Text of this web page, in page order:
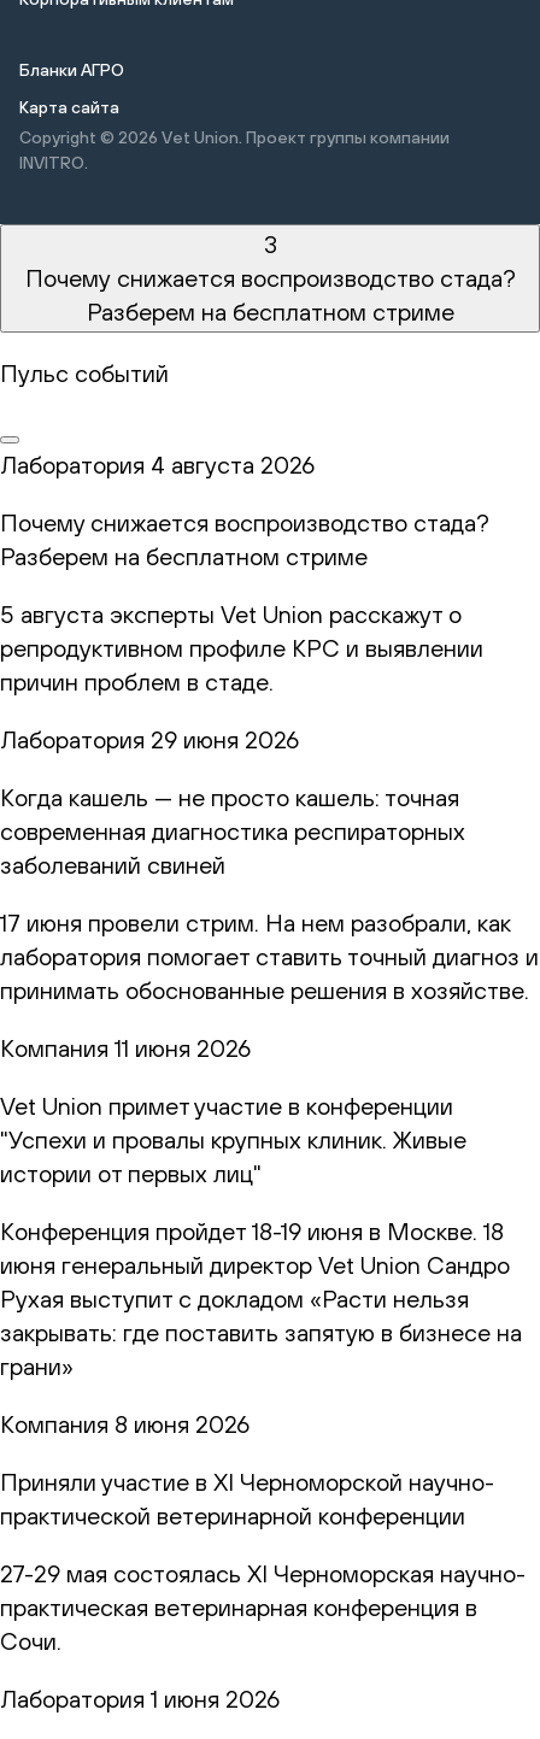
Бланки АГРО
Карта сайта
Copyright © 2026 Vet Union. Проект группы компании
INVITRO.
3
Почему снижается воспроизводство стада?
Разберем на бесплатном стриме
Пульс событий
Лаборатория 4 августа 2026
Почему снижается воспроизводство стада?
Разберем на бесплатном стриме
5 августа эксперты Vet Union расскажут о
репродуктивном профиле КРС и выявлении
причин проблем в стаде.
Лаборатория 29 июня 2026
Когда кашель — не просто кашель: точная
современная диагностика респираторных
заболеваний свиней
17 июня провели стрим. На нем разобрали, как
лаборатория помогает ставить точный диагноз и
принимать обоснованные решения в хозяйстве.
Компания 11 июня 2026
Vet Union примет участие в конференции
"Успехи и провалы крупных клиник. Живые
истории от первых лиц"
Конференция пройдет 18-19 июня в Москве. 18
июня генеральный директор Vet Union Сандро
Рухая выступит с докладом «Расти нельзя
закрывать: где поставить запятую в бизнесе на
грани»
Компания 8 июня 2026
Приняли участие в XI Черноморской научно-
практической ветеринарной конференции
27-29 мая состоялась XI Черноморская научно-
практическая ветеринарная конференция в
Сочи.
Лаборатория 1 июня 2026